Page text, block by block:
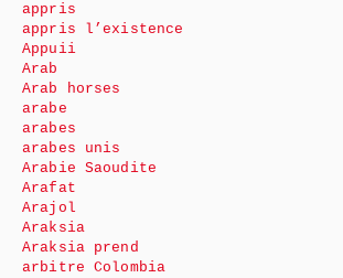
appris
appris l’existence
Appuii
Arab
Arab horses
arabe
arabes
arabes unis
Arabie Saoudite
Arafat
Arajol
Araksia
Araksia prend
arbitre Colombia